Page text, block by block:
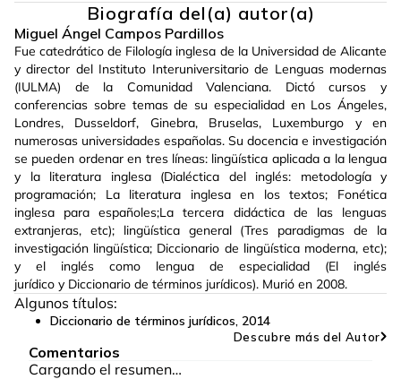
Biografía del(a) autor(a)
Miguel Ángel Campos Pardillos
Fue catedrático de Filología inglesa de la Universidad de Alicante
y director del Instituto Interuniversitario de Lenguas modernas
(IULMA) de la Comunidad Valenciana. Dictó cursos y
conferencias sobre temas de su especialidad en Los Ángeles,
Londres, Dusseldorf, Ginebra, Bruselas, Luxemburgo y en
numerosas universidades españolas. Su docencia e investigación
se pueden ordenar en tres líneas: lingüística aplicada a la lengua
y la literatura inglesa (Dialéctica del inglés: metodología y
programación; La literatura inglesa en los textos; Fonética
inglesa para españoles;La tercera didáctica de las lenguas
extranjeras, etc); lingüística general (Tres paradigmas de la
investigación lingüística; Diccionario de lingüística moderna, etc);
y el inglés como lengua de especialidad (El inglés
jurídico y Diccionario de términos jurídicos). Murió en 2008.
Algunos títulos:
Diccionario de términos jurídicos, 2014
Descubre más del Autor
Comentarios
Cargando el resumen…